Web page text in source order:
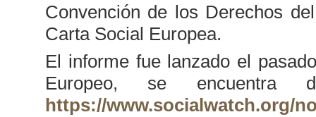
Convención de los Derechos
Carta Social Europea.
El informe fue lanzado el
Europeo, se encuentra
https://www.socialwatch.org/